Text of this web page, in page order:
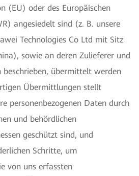
(EU) oder des Europäischen
angesiedelt sind (z. B. unsere
Technologies Co Ltd mit Sitz
sowie an deren Zulieferer und
beschrieben, übermittelt werden
Übermittlungen stellt
personenbezogenen Daten durch
und behördlichen
geschützt sind, und
Schritte, um
von uns erfassten